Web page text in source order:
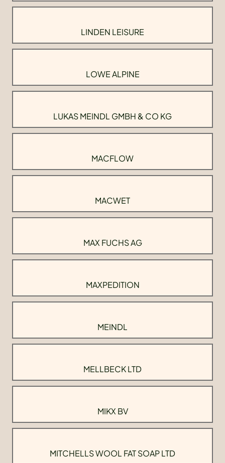
LINDEN LEISURE
LOWE ALPINE
LUKAS MEINDL GMBH & CO KG
MACFLOW
MACWET
MAX FUCHS AG
MAXPEDITION
MEINDL
MELLBECK LTD
MIKX BV
MITCHELLS WOOL FAT SOAP LTD